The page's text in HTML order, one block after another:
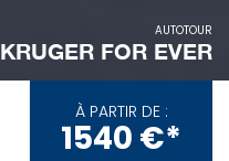
AUTOTOUR
KRUGER FOR EVER
À PARTIR DE :
1540 €*